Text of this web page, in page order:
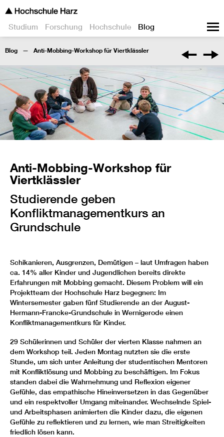
Studium Forschung Hochschule Blog
Blog Anti-Mobbing-Workshop für Viertklässler
Anti-Mobbing-Workshop für
Viertklässler
Studierende geben
Konfliktmanagementkurs an
Grundschule
Schikanieren, Ausgrenzen, Demütigen – laut Umfragen haben
ca. 14% aller Kinder und Jugendlichen bereits direkte
Erfahrungen mit Mobbing gemacht. Diesem Problem will ein
Projektteam der Hochschule Harz begegnen: Im
Wintersemester gaben fünf Studierende an der August-
Hermann-Francke-Grundschule in Wernigerode einen
Konfliktmanagementkurs für Kinder.
29 Schülerinnen und Schüler der vierten Klasse nahmen an
dem Workshop teil. Jeden Montag nutzten sie die erste
Stunde, um sich unter Anleitung der studentischen Mentoren
mit Konfliktlösung und Mobbing zu beschäftigen. Im Fokus
standen dabei die Wahrnehmung und Reflexion eigener
Gefühle, das empathische Hineinversetzen in das Gegenüber
und ein respektvoller Umgang miteinander. Wechselnde Spiel-
und Arbeitsphasen animierten die Kinder dazu, die eigenen
Gefühle zu reflektieren und zu lernen, wie man Streitigkeiten
friedlich lösen kann.